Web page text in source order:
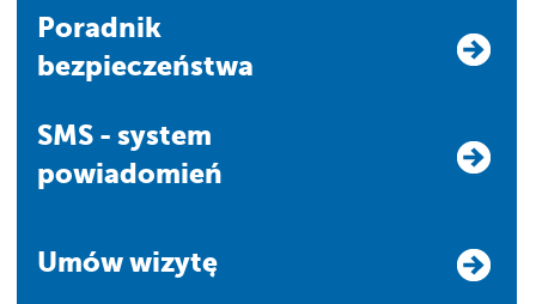
Poradnik
bezpieczeństwa
SMS - system
powiadomień
Umów wizytę